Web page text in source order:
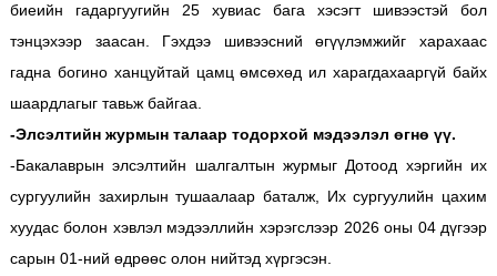
биеийн гадаргуугийн 25 хувиас бага хэсэгт шивээстэй бол
тэнцэхээр заасан. Гэхдээ шивээсний өгүүлэмжийг харахаас
гадна богино ханцуйтай цамц өмсөхөд ил харагдахааргүй байх
шаардлагыг тавьж байгаа.
-Элсэлтийн журмын талаар тодорхой мэдээлэл өгнө үү.
-Бакалаврын элсэлтийн шалгалтын журмыг Дотоод хэргийн их
сургуулийн захирлын тушаалаар баталж, Их сургуулийн цахим
хуудас болон хэвлэл мэдээллийн хэрэгслээр 2026 оны 04 дүгээр
сарын 01-ний өдрөөс олон нийтэд хүргэсэн.